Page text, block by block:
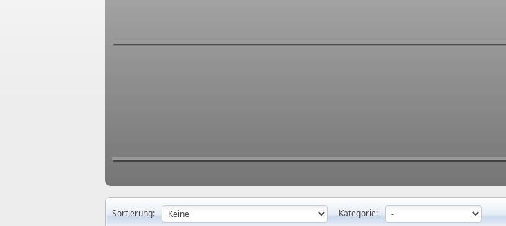
Sortierung: Kategorie: